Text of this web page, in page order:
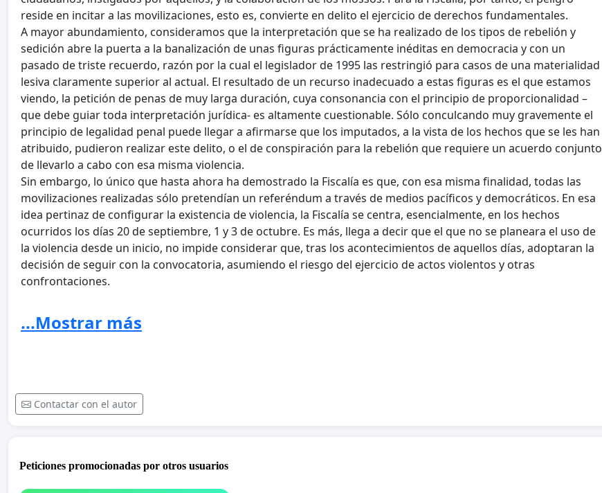
reside en incitar a las movilizaciones, esto es, convierte en delito el ejercicio de derechos fundamentales.
A mayor abundamiento, consideramos que la interpretación que se ha realizado de los tipos de rebelión y
sedición abre la puerta a la banalización de unas figuras prácticamente inéditas en democracia y con un
pasado de triste recuerdo, razón por la cual el legislador de 1995 las restringió para casos de una materialidad
lesiva claramente superior al actual. El resultado de un recurso inadecuado a estas figuras es el que estamos
viendo, la petición de penas de muy larga duración, cuya consonancia con el principio de proporcionalidad –
que debe guiar toda interpretación jurídica- es altamente cuestionable. Sólo conculcando muy gravemente el
principio de legalidad penal puede llegar a afirmarse que los imputados, a la vista de los hechos que se les han
atribuido, pudieron realizar este delito, o el de conspiración para la rebelión que requiere un acuerdo conjunto
de llevarlo a cabo con esa misma violencia.
Sin embargo, lo único que hasta ahora ha demostrado la Fiscalía es que, con esa misma finalidad, todas las
movilizaciones realizadas sólo pretendían un referéndum a través de medios pacíficos y democráticos. En esa
idea pertinaz de configurar la existencia de violencia, la Fiscalía se centra, esencialmente, en los hechos
ocurridos los días 20 de septiembre, 1 y 3 de octubre. Es más, llega a decir que el que no se planeara el uso de
la violencia desde un inicio, no impide considerar que, tras los acontecimientos de aquellos días, adoptaran la
decisión de seguir con la convocatoria, asumiendo el riesgo del ejercicio de actos violentos y otras
confrontaciones.
violencia exigida por el artículo 472 del CP.
De otra parte, y por cuanto hace al delito de sedición, conviene recordar que se está recurriendo
- No puede olvidarse además la cuestión no menor de la falta de competencia de la Audiencia Nacional que
inició el proceso viciando de nulidad lo posteriormente actuado.
pero exclusivamente eso, porque sólo dentro de esos márgenes puede haber oportunidad, proporción y
...Mostrar más
Contactar con el autor
Peticiones promocionadas por otros usuarios